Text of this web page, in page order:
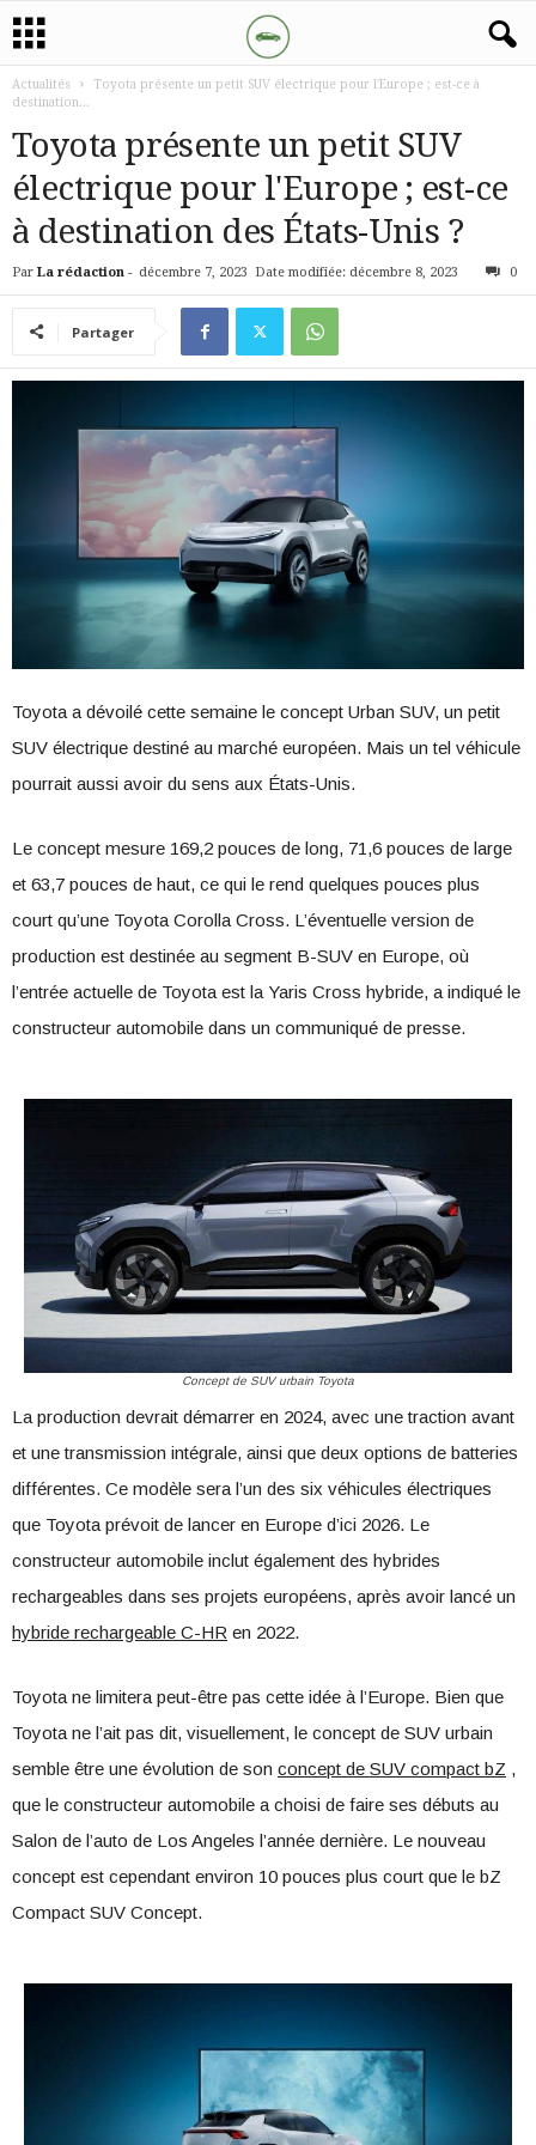
Actualités
Toyota présente un petit SUV électrique pour l'Europe ; est-ce à
destination...
Toyota présente un petit SUV
électrique pour l'Europe ; est-ce
à destination des États-Unis ?
Par La rédaction - décembre 7, 2023 Date modifiée: décembre 8, 2023 0
Partager
Toyota a dévoilé cette semaine le concept Urban SUV, un petit
SUV électrique destiné au marché européen. Mais un tel véhicule
pourrait aussi avoir du sens aux États-Unis.
Le concept mesure 169,2 pouces de long, 71,6 pouces de large
et 63,7 pouces de haut, ce qui le rend quelques pouces plus
court qu’une Toyota Corolla Cross. L’éventuelle version de
production est destinée au segment B-SUV en Europe, où
l’entrée actuelle de Toyota est la Yaris Cross hybride, a indiqué le
constructeur automobile dans un communiqué de presse.
Concept de SUV urbain Toyota
La production devrait démarrer en 2024, avec une traction avant
et une transmission intégrale, ainsi que deux options de batteries
différentes. Ce modèle sera l’un des six véhicules électriques
que Toyota prévoit de lancer en Europe d’ici 2026. Le
constructeur automobile inclut également des hybrides
rechargeables dans ses projets européens, après avoir lancé un
hybride rechargeable C-HR en 2022.
Toyota ne limitera peut-être pas cette idée à l’Europe. Bien que
Toyota ne l’ait pas dit, visuellement, le concept de SUV urbain
semble être une évolution de son concept de SUV compact bZ ,
que le constructeur automobile a choisi de faire ses débuts au
Salon de l’auto de Los Angeles l’année dernière. Le nouveau
concept est cependant environ 10 pouces plus court que le bZ
Compact SUV Concept.